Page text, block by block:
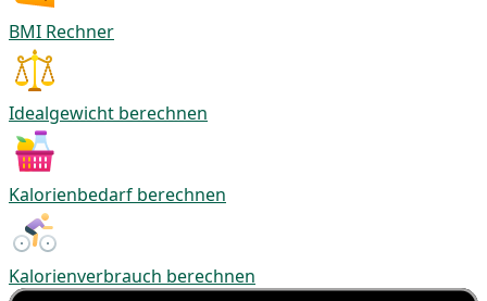
BMI Rechner
Idealgewicht berechnen
Kalorienbedarf berechnen
Kalorienverbrauch berechnen